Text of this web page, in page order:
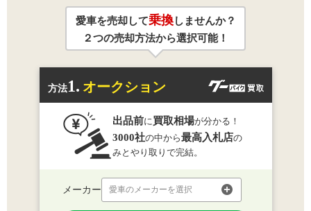
愛車を売却して乗換しませんか？
２つの売却方法から選択可能！
方法1. オークション
出品前に買取相場が分かる！
3000社の中から最高入札店の
みとやり取りで完結。
メーカー 愛車のメーカーを選択